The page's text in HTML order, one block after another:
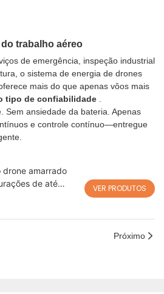
trabalho aéreo
de emergência, inspeção industrial
o sistema de energia de drones
mais do que apenas vôos mais
tipo de confiabilidade .
Sem ansiedade da bateria. Apenas
e controle contínuo—entregue
drone amarrado
de até
VER PRODUTOS
Próximo